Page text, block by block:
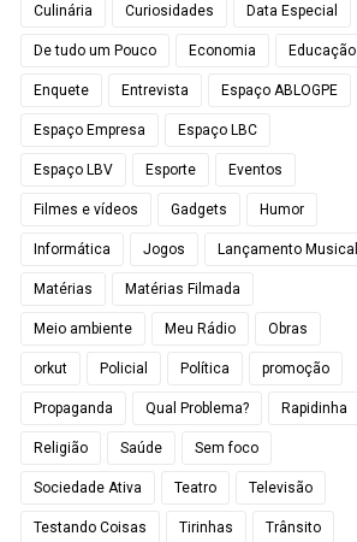
Culinária Curiosidades Data Especial
De tudo um Pouco Economia Educação
Enquete Entrevista Espaço ABLOGPE
Espaço Empresa Espaço LBC
Espaço LBV Esporte Eventos
Filmes e vídeos Gadgets Humor
Informática Jogos Lançamento Musical
Matérias Matérias Filmada
Meio ambiente Meu Rádio Obras
orkut Policial Política promoção
Propaganda Qual Problema? Rapidinha
Religião Saúde Sem foco
Sociedade Ativa Teatro Televisão
Testando Coisas Tirinhas Trânsito